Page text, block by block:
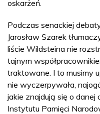
oskarżeń.
Podczas senackiej
Jarosław Szarek
liście Wildsteina nie
tajnym
traktowane. I to musimy
nie wyczerpywała,
jakie znajdują się o
Instytutu Pamięci